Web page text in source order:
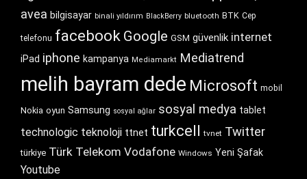
avea bilgisayar binali yıldırım BlackBerry bluetooth BTK Cep
telefonu facebook Google GSM güvenlik internet
iPad iphone kampanya Mediamarkt Mediatrend
melih bayram dede Microsoft mobil
Nokia oyun Samsung sosyal ağlar sosyal medya tablet
technologic teknoloji ttnet turkcell tvnet Twitter
türkiye Türk Telekom Vodafone Windows Yeni Şafak
Youtube